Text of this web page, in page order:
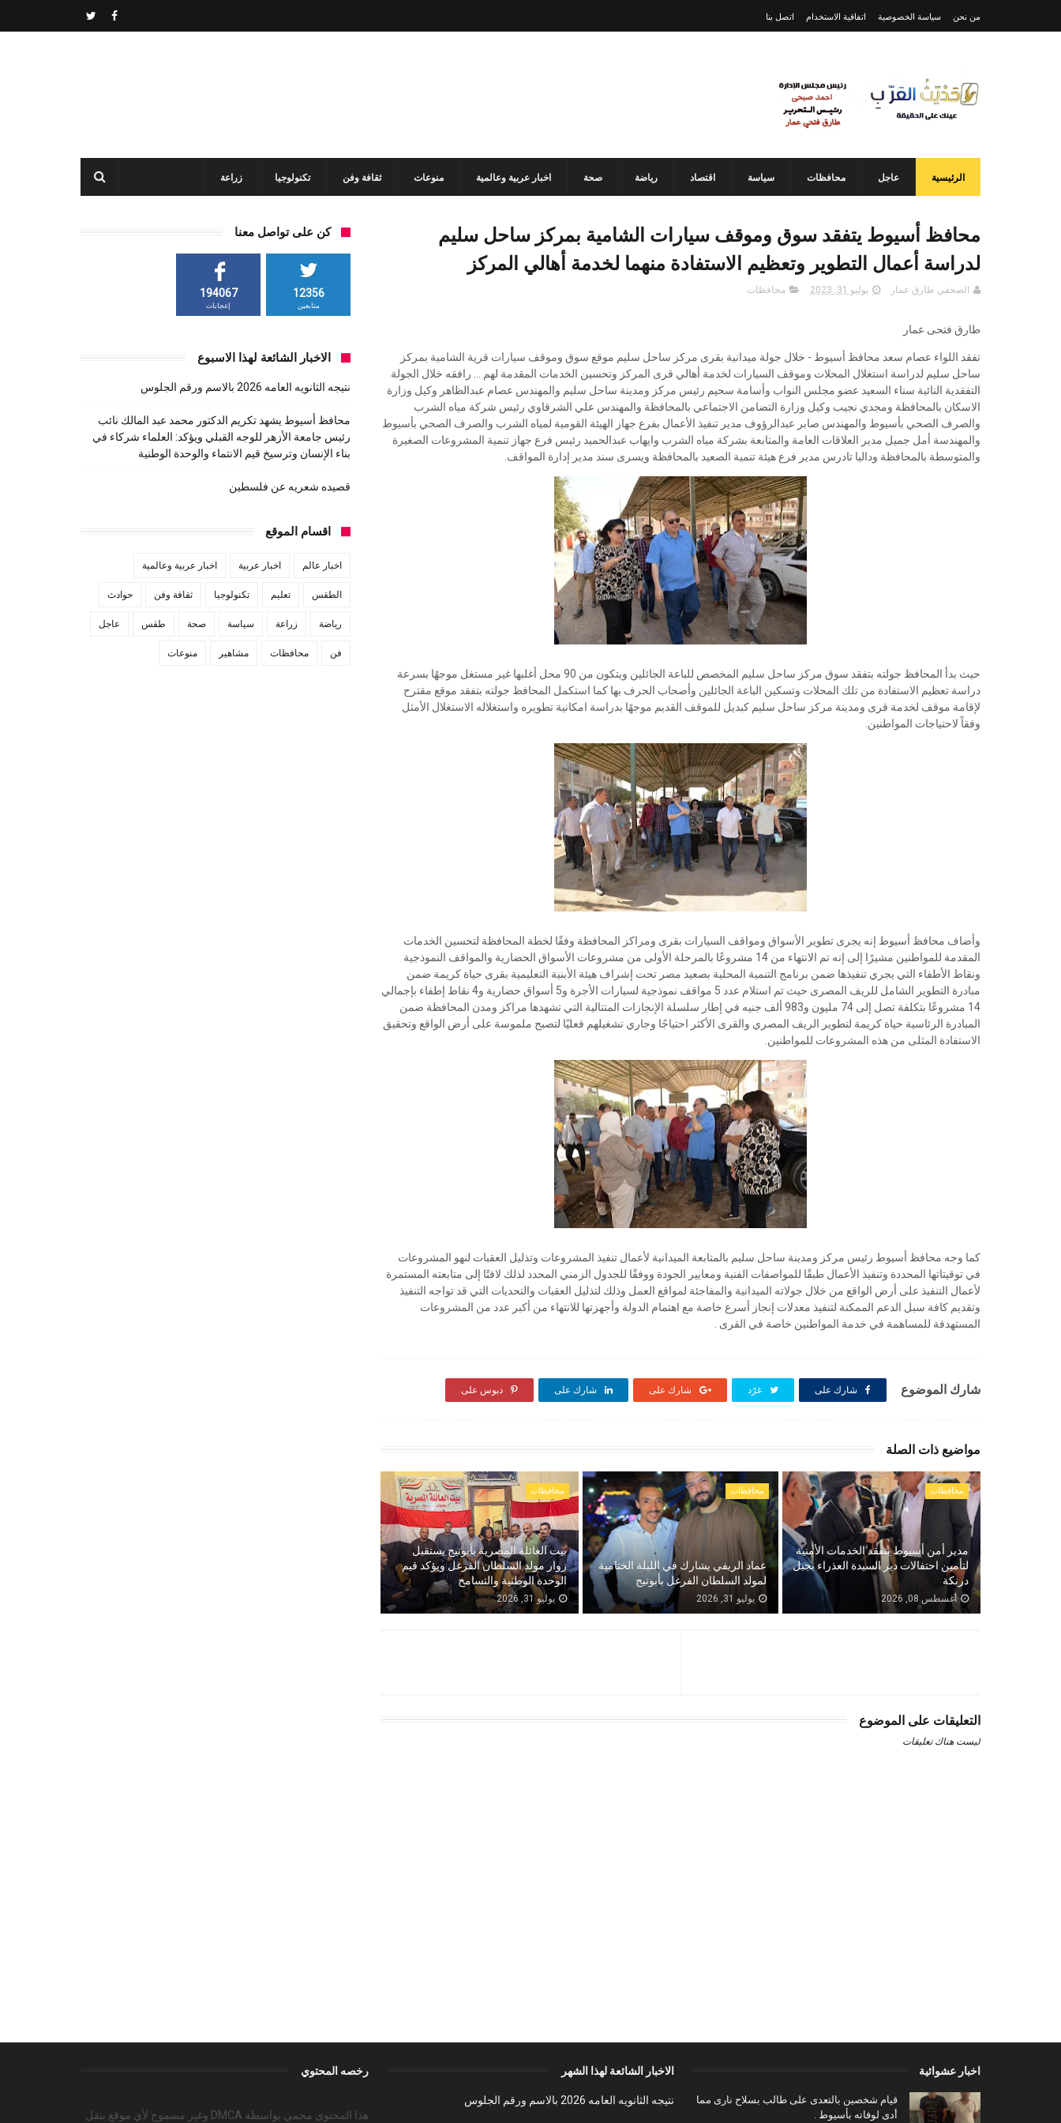
من نحن سياسة الخصوصية اتفاقية الاستخدام اتصل بنا
الرئيسية عاجل محافظات سياسة اقتصاد رياضة صحة اخبار عربية وعالمية منوعات ثقافة وفن تكنولوجيا زراعة
محافظ أسيوط يتفقد سوق وموقف سيارات الشامية بمركز ساحل سليم
لدراسة أعمال التطوير وتعظيم الاستفادة منهما لخدمة أهالي المركز
الصحفي طارق عمار يوليو 31, 2023 محافظات
طارق فتحى عمار
تفقد اللواء عصام سعد محافظ أسيوط - خلال جولة ميدانية بقرى مركز ساحل سليم موقع سوق وموقف سيارات قرية الشامية بمركز
ساحل سليم لدراسة استغلال المحلات وموقف السيارات لخدمة أهالي قرى المركز وتحسين الخدمات المقدمة لهم ... رافقه خلال الجولة
التفقدية النائبة سناء السعيد عضو مجلس النواب وأسامة سحيم رئيس مركز ومدينة ساحل سليم والمهندس عصام عبدالظاهر وكيل وزارة
الاسكان بالمحافظة ومجدي نجيب وكيل وزارة التضامن الاجتماعي بالمحافظة والمهندس علي الشرقاوي رئيس شركة مياه الشرب
والصرف الصحي بأسيوط والمهندس صابر عبدالرؤوف مدير تنفيذ الأعمال بفرع جهاز الهيئة القومية لمياه الشرب والصرف الصحي بأسيوط
والمهندسة أمل جميل مدير العلاقات العامة والمتابعة بشركة مياه الشرب وايهاب عبدالحميد رئيس فرع جهاز تنمية المشروعات الصغيرة
والمتوسطة بالمحافظة وداليا تادرس مدير فرع هيئة تنمية الصعيد بالمحافظة ويسرى سند مدير إدارة المواقف.
حيث بدأ المحافظ جولته بتفقد سوق مركز ساحل سليم المخصص للباعة الجائلين ويتكون من 90 محل أغلبها غير مستغل موجهًا بسرعة
دراسة تعظيم الاستفادة من تلك المحلات وتسكين الباعة الجائلين وأصحاب الحرف بها كما استكمل المحافظ جولته بتفقد موقع مقترح
لإقامة موقف لخدمة قرى ومدينة مركز ساحل سليم كبديل للموقف القديم موجهًا بدراسة امكانية تطويره واستغلاله الاستغلال الأمثل
وفقاً لاحتياجات المواطنين.
وأضاف محافظ أسيوط إنه يجرى تطوير الأسواق ومواقف السيارات بقرى ومراكز المحافظة وفقًا لخطة المحافظة لتحسين الخدمات
المقدمة للمواطنين مشيرًا إلى إنه تم الانتهاء من 14 مشروعًا بالمرحلة الأولى من مشروعات الأسواق الحضارية والمواقف النموذجية
ونقاط الأطفاء التي يجري تنفيذها ضمن برنامج التنمية المحلية بصعيد مصر تحت إشراف هيئة الأبنية التعليمية بقرى حياة كريمة ضمن
مبادرة التطوير الشامل للريف المصرى حيث تم استلام عدد 5 مواقف نموذجية لسيارات الأجرة و5 أسواق حضارية و4 نقاط إطفاء بإجمالي
14 مشروعًا بتكلفة تصل إلى 74 مليون و983 ألف جنيه في إطار سلسلة الإنجازات المتتالية التي تشهدها مراكز ومدن المحافظة ضمن
المبادرة الرئاسية حياة كريمة لتطوير الريف المصري والقرى الأكثر احتياجًا وجاري تشغيلهم فعليًا لتصبح ملموسة على أرض الواقع وتحقيق
الاستفادة المثلى من هذه المشروعات للمواطنين.
كما وجه محافظ أسيوط رئيس مركز ومدينة ساحل سليم بالمتابعة الميدانية لأعمال تنفيذ المشروعات وتذليل العقبات لنهو المشروعات
في توقيتاتها المحددة وتنفيذ الأعمال طبقًا للمواصفات الفنية ومعايير الجودة ووفقًا للجدول الزمني المحدد لذلك لافتًا إلى متابعته المستمرة
لأعمال التنفيذ على أرض الواقع من خلال جولاته الميدانية والمفاجئة لمواقع العمل وذلك لتذليل العقبات والتحديات التي قد تواجه التنفيذ
وتقديم كافة سبل الدعم الممكنة لتنفيذ معدلات إنجاز أسرع خاصة مع اهتمام الدولة وأجهزتها للانتهاء من أكبر عدد من المشروعات
المستهدفة للمساهمة في خدمة المواطنين خاصة في القرى .
شارك الموضوع شارك على غرّد شارك على شارك على دبوس على
مواضيع ذات الصلة
محافظات
مدير أمن أسيوط يتفقد الخدمات الأمنية
لتأمين احتفالات دير السيدة العذراء بجبل
درنكة
أغسطس 08, 2026
محافظات
عماد الريفي يشارك في الليلة الختامية
لمولد السلطان الفرغل بأبوتيج
يوليو 31, 2026
محافظات
بيت العائلة المصرية بأبوتيج يستقبل
زوار مولد السلطان الفرغل ويؤكد قيم
الوحدة الوطنية والتسامح
يوليو 31, 2026
التعليقات على الموضوع
ليست هناك تعليقات
كن على تواصل معنا
12356
متابعين
194067
إعجابات
الاخبار الشائعة لهذا الاسبوع
نتيجه الثانويه العامه 2026 بالاسم ورقم الجلوس
محافظ أسيوط يشهد تكريم الدكتور محمد عبد المالك نائب
رئيس جامعة الأزهر للوجه القبلي ويؤكد: العلماء شركاء في
بناء الإنسان وترسيخ قيم الانتماء والوحدة الوطنية
قصيده شعريه عن فلسطين
اقسام الموقع
اخبار عالم اخبار عربية اخبار عربية وعالمية
الطقس تعليم تكنولوجيا ثقافة وفن حوادث
رياضة زراعة سياسة صحة طقس عاجل
فن محافظات مشاهير منوعات
اخبار عشوائية
قيام شخصين بالتعدى على طالب بسلاح نارى مما
أدى لوفاته بأسيوط .
الاخبار الشائعة لهذا الشهر
نتيجه الثانويه العامه 2026 بالاسم ورقم الجلوس
رخصه المحتوي
هذا المحتوى محمي بواسطة DMCA وغير مسموح لأي موقع بنقل